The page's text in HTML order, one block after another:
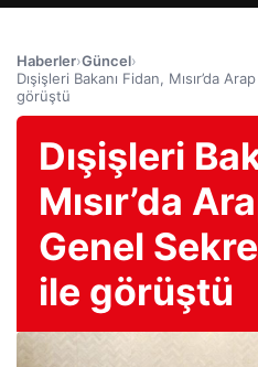
Haberler›Güncel›
Dışişleri Bakanı Fidan, Mısır’da
görüştü
Dışişleri
Mısır’da
Genel
ile görüştü